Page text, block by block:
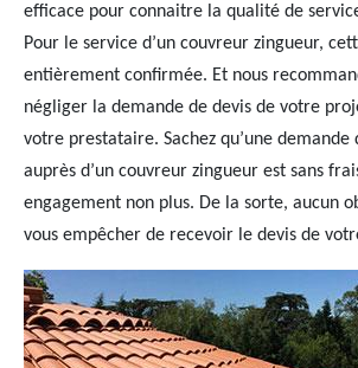
efficace pour connaitre la qualité de
Pour le service d’un couvreur zingueur,
entièrement confirmée. Et nous
négliger la demande de devis de votre
votre prestataire. Sachez qu’une demande
auprès d’un couvreur zingueur est sans
engagement non plus. De la sorte, aucun
vous empêcher de recevoir le devis de